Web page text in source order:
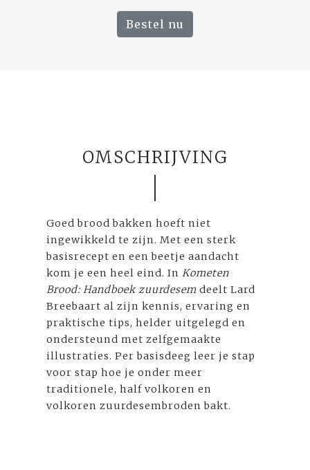
Bestel nu
OMSCHRIJVING
Goed brood bakken hoeft niet
ingewikkeld te zijn. Met een sterk
basisrecept en een beetje aandacht
kom je een heel eind. InKometen
Brood: Handboek zuurdesem deelt Lard
Breebaart al zijn kennis, ervaring en
praktische tips, helder uitgelegd en
ondersteund met zelfgemaakte
illustraties. Per basisdeeg leer je stap
voor stap hoe je onder meer
traditionele, half volkoren en
volkoren zuurdesembroden bakt.